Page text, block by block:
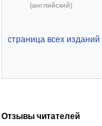
(английский)
страница всех
Отзывы читателей